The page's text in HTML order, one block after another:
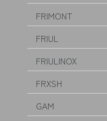
FRIMONT
FRIUL
FRIULINOX
FRXSH
GAM